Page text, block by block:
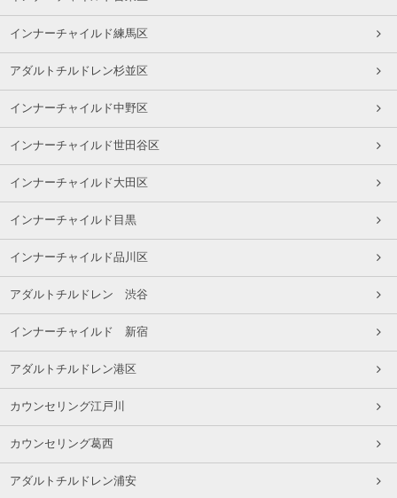
インナーチャイルド練馬区
アダルトチルドレン杉並区
インナーチャイルド中野区
インナーチャイルド世田谷区
インナーチャイルド大田区
インナーチャイルド目黒
インナーチャイルド品川区
アダルトチルドレン 渋谷
インナーチャイルド 新宿
アダルトチルドレン港区
カウンセリング江戸川
カウンセリング葛西
アダルトチルドレン浦安